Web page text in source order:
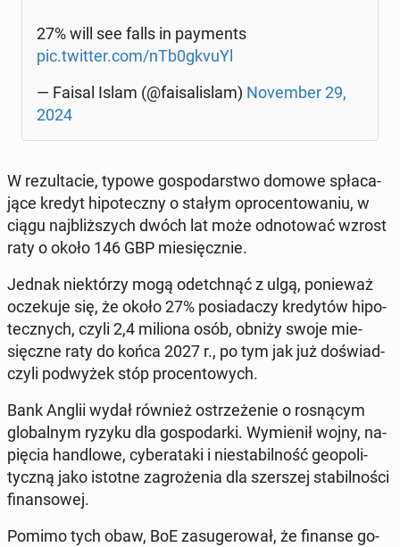
27% will see falls in pay­ments
pic.twitter.com/nTb0gkvuYl
— Faisal Islam (@fa­isa­li­slam) No­vem­ber 29,
2024
W re­zul­ta­cie, typowe go­spo­dar­stwo domowe spła­ca­
ją­ce kredyt hi­po­tecz­ny o stałym opro­cen­to­wa­niu, w
ciągu naj­bliż­szych dwóch lat może od­no­to­wać wzrost
raty o około 146 GBP mie­sięcz­nie.
Jednak nie­któ­rzy mogą ode­tchnąć z ulgą, po­nie­waż
ocze­ku­je się, że około 27% po­sia­da­czy kre­dy­tów hi­po­
tecz­nych, czyli 2,4 miliona osób, obniży swoje mie­
sięcz­ne raty do końca 2027 r., po tym jak już do­świad­
czy­li pod­wy­żek stóp pro­cen­to­wych.
Bank Anglii wydał również ostrze­że­nie o ro­sną­cym
glo­bal­nym ryzyku dla go­spo­dar­ki. Wy­mie­nił wojny, na­
pię­cia han­dlo­we, cy­be­ra­ta­ki i nie­sta­bil­ność geo­po­li­
tycz­ną jako istotne za­gro­że­nia dla szer­szej sta­bil­no­ści
fi­nan­so­wej.
Pomimo tych obaw, BoE za­su­ge­ro­wał, że finanse go­